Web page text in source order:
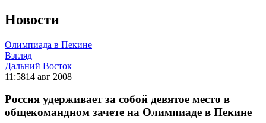
Новости
Олимпиада в Пекине
Взгляд
Дальний Восток
11:5814 авг 2008
Россия удерживает за собой девятое место в
общекомандном зачете на Олимпиаде в Пекине